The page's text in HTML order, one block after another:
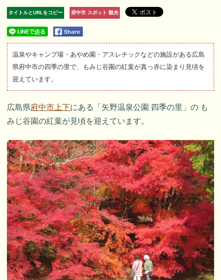
タイトルとURLをコピー 府中市 スポット 観光
温泉やキャンプ場・あやめ園・アスレチックなどの施設がある広島
県府中市の四季の里で、もみじ谷園の紅葉が真っ赤に染まり見頃を
迎えています。
広島県府中市上下にある「矢野温泉公園 四季の里」の も
みじ谷園の紅葉が見頃を迎えています。